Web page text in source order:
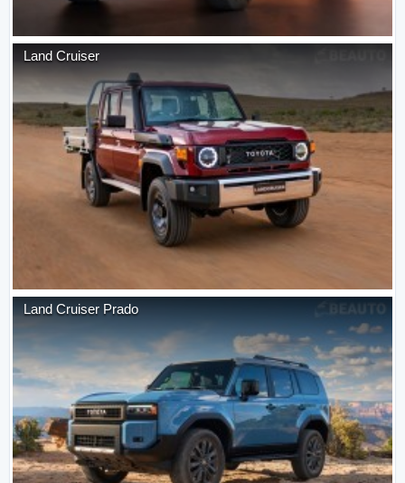
Land Cruiser
Land Cruiser Prado